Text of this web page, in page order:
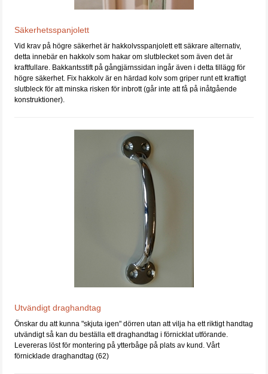
Säkerhetsspanjolett
Vid krav på högre säkerhet är hakkolvsspanjolett ett säkrare alternativ,
detta innebär en hakkolv som hakar om slutblecket som även det är
kraftfullare. Bakkantsstift på gångjärnssidan ingår även i detta tillägg för
högre säkerhet. Fix hakkolv är en härdad kolv som griper runt ett kraftigt
slutbleck för att minska risken för inbrott (går inte att få på inåtgående
konstruktioner).
Utvändigt draghandtag
Önskar du att kunna "skjuta igen" dörren utan att vilja ha ett riktigt handtag
utvändigt så kan du beställa ett draghandtag i förnicklat utförande.
Levereras löst för montering på ytterbåge på plats av kund. Vårt
förnicklade draghandtag (62)